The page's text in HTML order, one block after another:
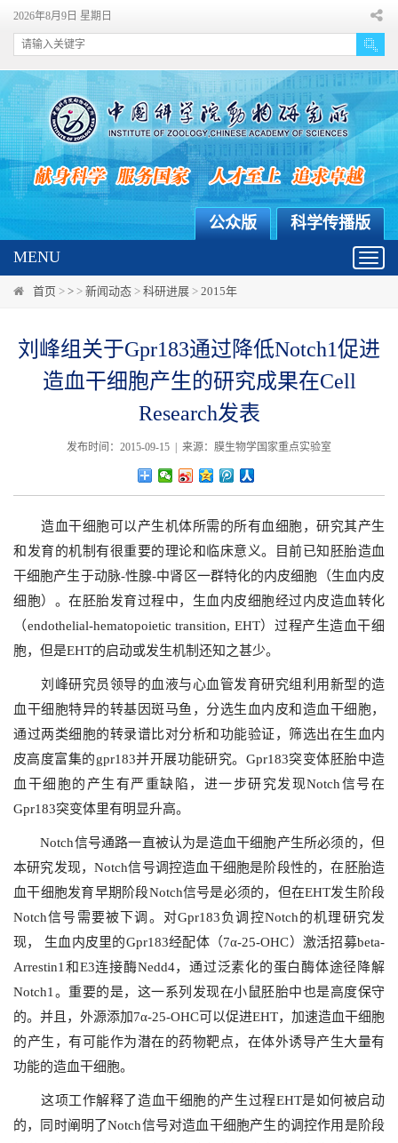
2026年8月9日 星期日
科学传播版
公众版
MENU
首页 > > > 新闻动态 > 科研进展 > 2015年
刘峰组关于Gpr183通过降低Notch1促进
造血干细胞产生的研究成果在Cell
Research发表
发布时间：2015-09-15 | 来源：膜生物学国家重点实验室
造血干细胞可以产生机体所需的所有血细胞，研究其产生
和发育的机制有很重要的理论和临床意义。目前已知胚胎造血
干细胞产生于动脉-性腺-中肾区一群特化的内皮细胞（生血内皮
细胞）。在胚胎发育过程中，生血内皮细胞经过内皮造血转化
（endothelial-hematopoietic transition, EHT）过程产生造血干细
胞，但是EHT的启动或发生机制还知之甚少。
刘峰研究员领导的血液与心血管发育研究组利用新型的造
血干细胞特异的转基因斑马鱼，分选生血内皮和造血干细胞，
通过两类细胞的转录谱比对分析和功能验证，筛选出在生血内
皮高度富集的gpr183并开展功能研究。 Gpr183突变体胚胎中造
血干细胞的产生有严重缺陷，进一步研究发现Notch信号在
Gpr183突变体里有明显升高。
Notch信号通路一直被认为是造血干细胞产生所必须的，但
本研究发现，Notch信号调控造血干细胞是阶段性的，在胚胎造
血干细胞发育早期阶段Notch信号是必须的，但在EHT发生阶段
Notch信号需要被下调。对Gpr183负调控Notch的机理研究发
现，
生血内皮里的Gpr183经配体（7α-25-OHC）激活招募beta-
Arrestin1 和E3连接酶Nedd4，通过泛素化的蛋白酶体途径降解
Notch1 。重要的是，这一系列发现在小鼠胚胎中也是高度保守
的。并且，外源添加7α-25-OHC可以促进EHT，加速造血干细胞
的产生，有可能作为潜在的药物靶点，在体外诱导产生大量有
功能的造血干细胞。
这项工作解释了造血干细胞的产生过程EHT是如何被启动
的，同时阐明了Notch信号对造血干细胞产生的调控作用是阶段